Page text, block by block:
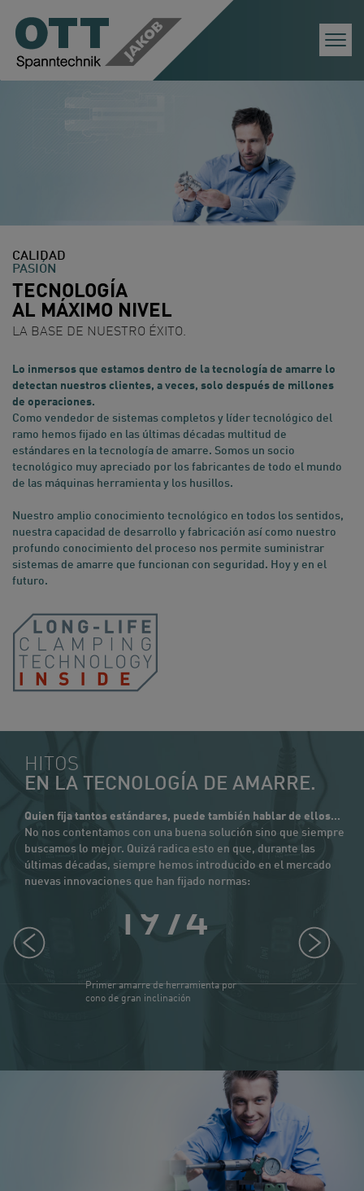
CALIDAD
PASIÓN
TECNOLOGÍA
AL MÁXIMO NIVEL
LA BASE DE NUESTRO ÉXITO.
Lo inmersos que estamos dentro de la tecnología de amarre lo
detectan nuestros clientes, a veces, solo después de millones
de operaciones.
Como vendedor de sistemas completos y líder tecnológico del
ramo hemos fijado en las últimas décadas multitud de
estándares en la tecnología de amarre. Somos un socio
tecnológico muy apreciado por los fabricantes de todo el mundo
de las máquinas herramienta y los husillos.
Nuestro amplio conocimiento tecnológico en todos los sentidos,
nuestra capacidad de desarrollo y fabricación así como nuestro
profundo conocimiento del proceso nos permite suministrar
sistemas de amarre que funcionan con seguridad. Hoy y en el
futuro.
HITOS
EN LA TECNOLOGÍA DE AMARRE.
Quien fija tantos estándares, puede también hablar de ellos…
No nos contentamos con una buena solución sino que siempre
buscamos lo mejor. Quizá radica esto en que, durante las
últimas décadas, siempre hemos introducido en el mercado
nuevas innovaciones que han fijado normas:
1974
Primer amarre de herramienta por
cono de gran inclinación
Mejora de la